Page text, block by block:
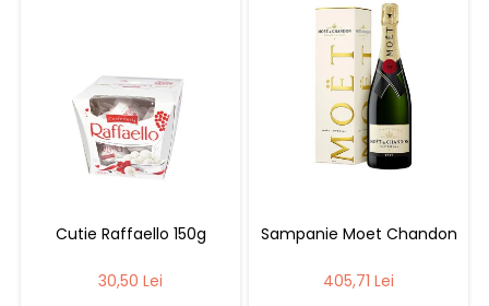
Cutie Raffaello 150g
30,50 Lei
Sampanie Moet Chandon
405,71 Lei